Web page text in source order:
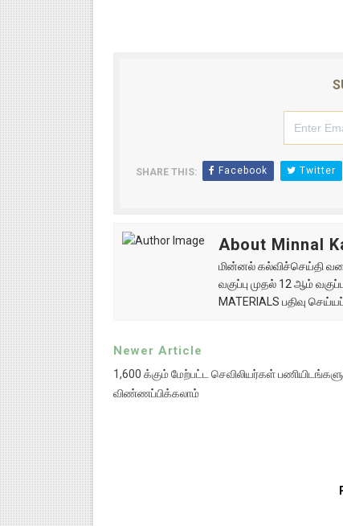
SHARE THIS: Facebook Twitter
About Minnal
மின்னல் கல்விச்செய்தி
வகுப்பு முதல் 12 ஆம்
MATERIALS பதிவு
Newer Article
1,600 க்கும் மேற்பட்ட செவிலியர்கள்
விண்ணப்பிக்கலாம்